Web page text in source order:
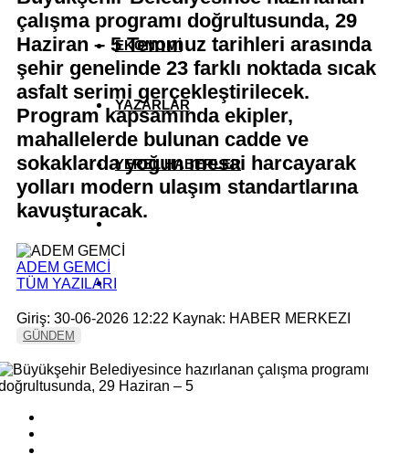
EKONOMİ
YAZARLAR
YEREL HABERLER
çalışma programı doğrultusunda, 29
Haziran – 5 Temmuz tarihleri arasında
şehir genelinde 23 farklı noktada sıcak
asfalt serimi gerçekleştirilecek.
Program kapsamında ekipler,
mahallelerde bulunan cadde ve
sokaklarda yoğun mesai harcayarak
yolları modern ulaşım standartlarına
kavuşturacak.
ADEM GEMCİ
TÜM YAZILARI
Giriş: 30-06-2026 12:22 Kaynak: HABER MERKEZI
GÜNDEM